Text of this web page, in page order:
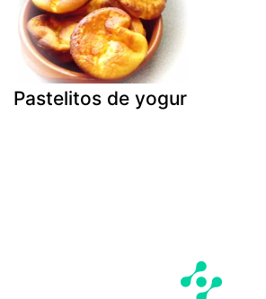
Pastelitos de yogur